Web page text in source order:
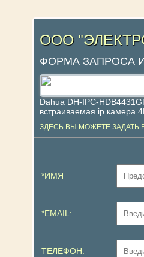
ООО
ФОРМА ЗАПРОСА
Dahua DH-IPC-
встраиваемая ip камера
ЗДЕСЬ ВЫ МОЖЕТЕ ЗАДАТЬ
*ИМЯ
*EMAIL:
ТЕЛЕФОН: